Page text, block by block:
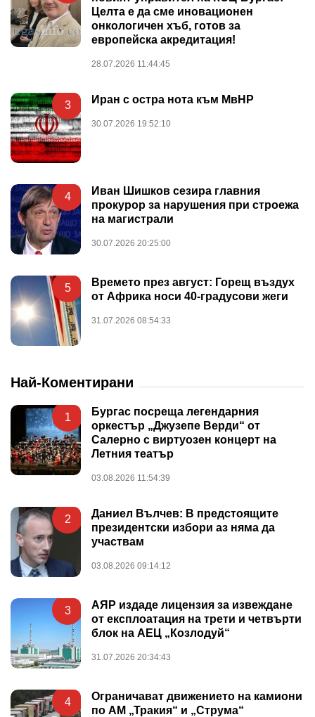
Целта е да сме иновационен
онкологичен хъб, готов за
европейска акредитация!
28.07.2026 11:44:45
3 Иран с остра нота към МвНР
30.07.2026 19:52:10
4
Иван Шишков сезира главния
прокурор за нарушения при строежа
на магистрали
30.07.2026 20:25:00
5
Времето през август: Горещ въздух
от Африка носи 40-градусови жеги
31.07.2026 08:54:33
Най-Коментирани
1
Бургас посреща легендарния
оркестър „Джузепе Верди“ от
Салерно с виртуозен концерт на
Летния театър
03.08.2026 11:54:39
2
Даниел Вълчев: В предстоящите
президентски избори аз няма да
участвам
03.08.2026 09:14:12
3
АЯР издаде лицензия за извеждане
от експлоатация на трети и четвърти
блок на АЕЦ „Козлодуй“
31.07.2026 20:34:43
4
Ограничават движението на камиони
по АМ „Тракия“ и „Струма“